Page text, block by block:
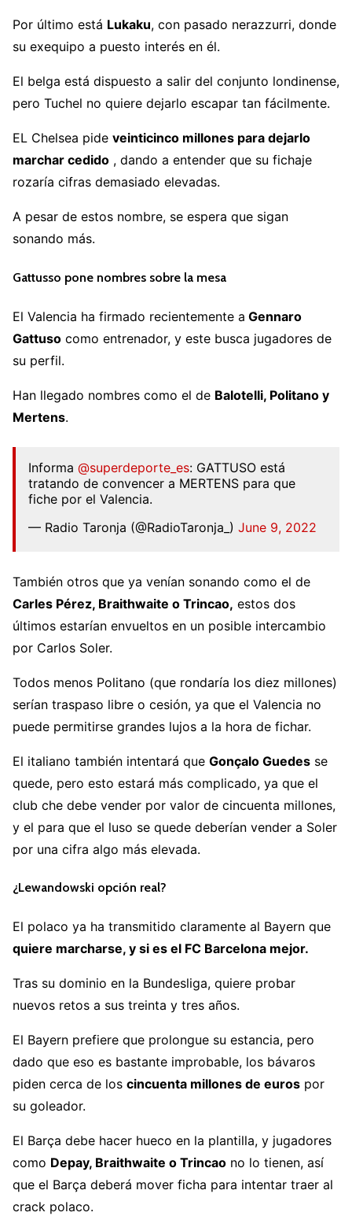
Por último está Lukaku, con pasado nerazzurri, donde
su exequipo a puesto interés en él.
El belga está dispuesto a salir del conjunto londinense,
pero Tuchel no quiere dejarlo escapar tan fácilmente.
EL Chelsea pide veinticinco millones para dejarlo
marchar cedido , dando a entender que su fichaje
rozaría cifras demasiado elevadas.
A pesar de estos nombre, se espera que sigan
sonando más.
Gattusso pone nombres sobre la mesa
El Valencia ha firmado recientemente a Gennaro
Gattuso como entrenador, y este busca jugadores de
su perfil.
Han llegado nombres como el de Balotelli, Politano y
Mertens.
Informa @superdeporte_es: GATTUSO está
tratando de convencer a MERTENS para que
fiche por el Valencia.
— Radio Taronja (@RadioTaronja_) June 9, 2022
También otros que ya venían sonando como el de
Carles Pérez, Braithwaite o Trincao, estos dos
últimos estarían envueltos en un posible intercambio
por Carlos Soler.
Todos menos Politano (que rondaría los diez millones)
serían traspaso libre o cesión, ya que el Valencia no
puede permitirse grandes lujos a la hora de fichar.
El italiano también intentará que Gonçalo Guedes se
quede, pero esto estará más complicado, ya que el
club che debe vender por valor de cincuenta millones,
y el para que el luso se quede deberían vender a Soler
por una cifra algo más elevada.
¿Lewandowski opción real?
El polaco ya ha transmitido claramente al Bayern que
quiere marcharse, y si es el FC Barcelona mejor.
Tras su dominio en la Bundesliga, quiere probar
nuevos retos a sus treinta y tres años.
El Bayern prefiere que prolongue su estancia, pero
dado que eso es bastante improbable, los bávaros
piden cerca de los cincuenta millones de euros por
su goleador.
El Barça debe hacer hueco en la plantilla, y jugadores
como Depay, Braithwaite o Trincao no lo tienen, así
que el Barça deberá mover ficha para intentar traer al
crack polaco.